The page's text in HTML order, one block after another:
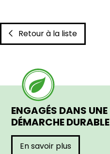
Retour à la liste
ENGAGÉS DANS UNE
DÉMARCHE DURABLE
En savoir plus